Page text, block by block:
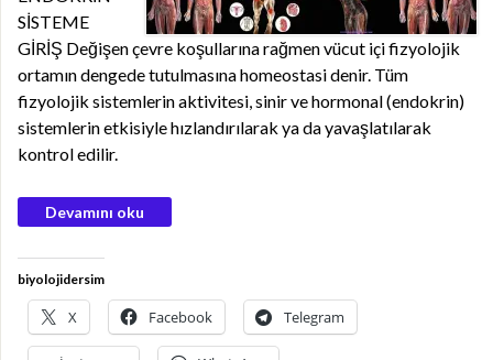
SİSTEME
GİRİŞ Değişen çevre koşullarına rağmen vücut içi fizyolojik
ortamın dengede tutulmasına homeostasi denir. Tüm
fizyolojik sistemlerin aktivitesi, sinir ve hormonal (endokrin)
sistemlerin etkisiyle hızlandırılarak ya da yavaşlatılarak
kontrol edilir.
Devamını oku
biyolojidersim
X Facebook Telegram